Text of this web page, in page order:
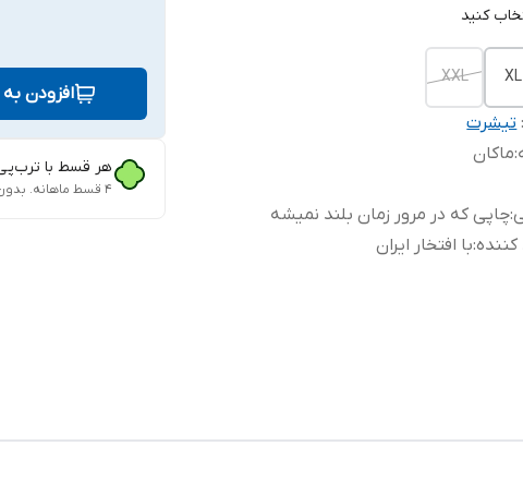
کنید
XL
XXL
تیشرت
:ماکان
:چاپی که در مرور زمان بلند نمیشه
کننده:با افتخار ایران
افزودن
هر قسط با
۴ قسط ماهانه. بدون سود، چک و ضامن.